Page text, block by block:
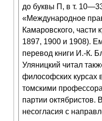
до буквы П, в т.
«Международное
Камаровского,
1897, 1900 и 1908).
перевод книги И.-К.
Уляницкий читал
философских курсах
томскими
партии октябристов.
несогласия с